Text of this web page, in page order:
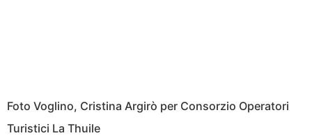
Foto Voglino, Cristina Argirò per Consorzio Operatori
Turistici La Thuile